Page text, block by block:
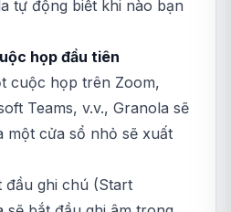
tự động biết khi nào bạn
họp đầu tiên
cuộc họp trên Zoom,
Teams, v.v., Granola sẽ
một cửa sổ nhỏ sẽ xuất
đầu ghi chú (Start